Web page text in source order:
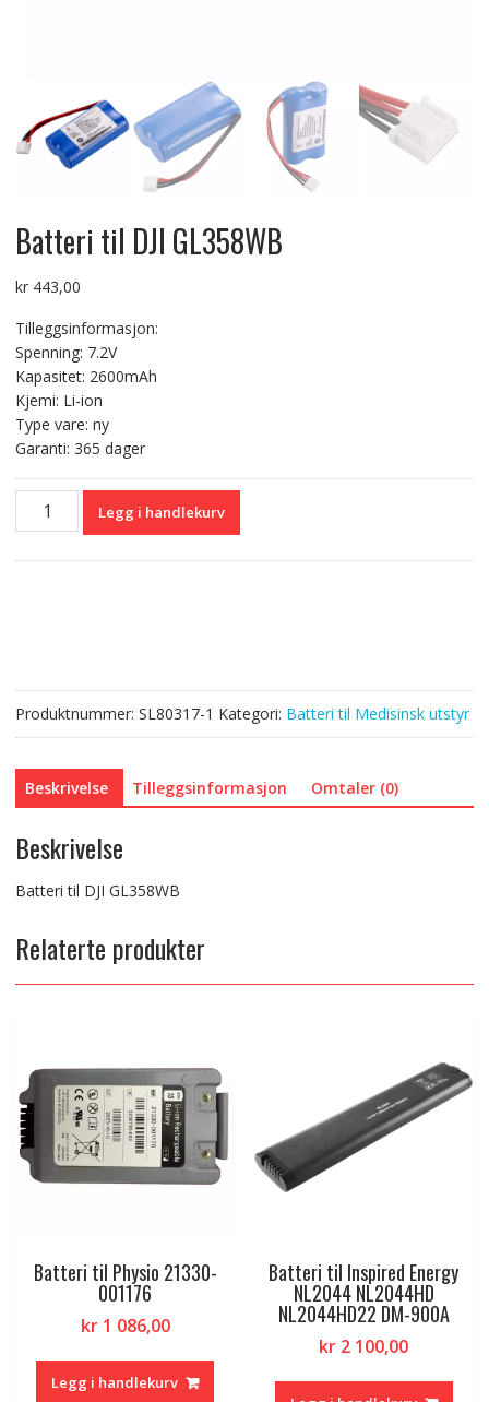
Batteri til DJI GL358WB
kr443,00
Tilleggsinformasjon:
Spenning: 7.2V
Kapasitet: 2600mAh
Kjemi: Li-ion
Type vare: ny
Garanti: 365 dager
Batteri
Legg i handlekurv
Produktnummer: SL80317-1 Kategori: Batteri til Medisinsk utstyr
Beskrivelse Tilleggsinformasjon Omtaler (0)
Beskrivelse
Batteri til DJI GL358WB
Relaterte produkter
Batteri til Physio 21330-
001176
kr1 086,00
Legg i handlekurv
Batteri til Inspired Energy
NL2044 NL2044HD
NL2044HD22 DM-900A
kr 2 100,00